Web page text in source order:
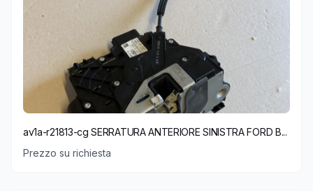
av1a-r21813-cg SERRATURA ANTERIORE SINISTRA FORD B...
Prezzo su richiesta